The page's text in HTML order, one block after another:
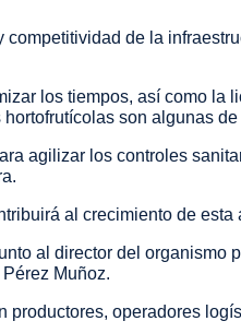
de la
los tiempos, así como la
son algunas
agilizar los controles
al crecimiento de
al director del organismo
Muñoz.
operadores